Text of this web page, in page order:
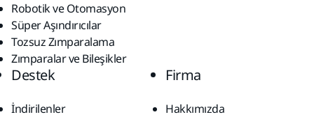
Robotik ve Otomasyon
Süper Aşındırıcılar
Tozsuz Zımparalama
Zımparalar ve Bileşikler
Destek
İndirilenler
Firma
Hakkımızda